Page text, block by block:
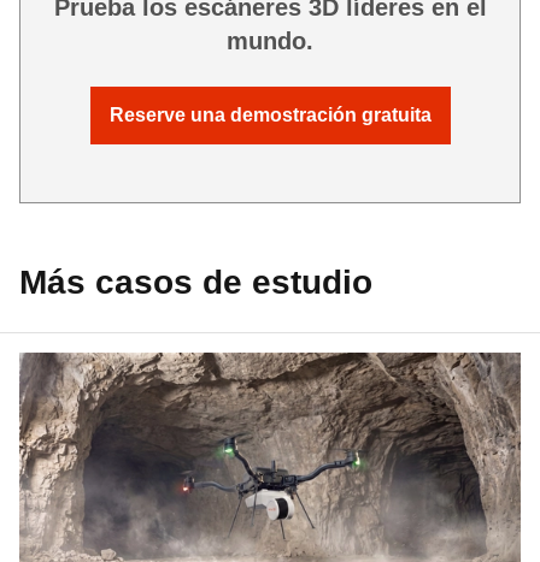
Prueba los escáneres 3D líderes en el
mundo.
Reserve una demostración gratuita
Más casos de estudio